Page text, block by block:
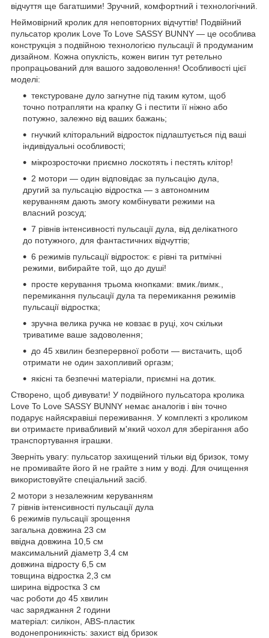
відчуття ще багатшими! Зручний, комфортний і технологічний.
Неймовірний кролик для неповторних відчуттів! Подвійний
пульсатор кролик Love To Love SASSY BUNNY — це особлива
конструкція з подвійною технологією пульсації й продуманим
дизайном. Кожна опуклість, кожен вигин тут ретельно
пропрацьований для вашого задоволення! Особливості цієї
моделі:
текстуроване дуло загнутне під таким кутом, щоб
точно потрапляти на крапку G і пестити її ніжно або
потужно, залежно від ваших бажань;
гнучкий кліторальний відросток підлаштується під ваші
індивідуальні особливості;
мікрозросточки приємно лоскотять і пестять клітор!
2 мотори — один відповідає за пульсацію дула,
другий за пульсацію відростка — з автономним
керуванням дають змогу комбінувати режими на
власний розсуд;
7 рівнів інтенсивності пульсації дула, від делікатного
до потужного, для фантастичних відчуттів;
6 режимів пульсації відросток: є рівні та ритмічні
режими, вибирайте той, що до душі!
просте керування трьома кнопками: вмик./вимк.,
перемикання пульсації дула та перемикання режимів
пульсації відростка;
зручна велика ручка не ковзає в руці, хоч скільки
триватиме ваше задоволення;
до 45 хвилин безперервної роботи — вистачить, щоб
отримати не один захопливий оргазм;
якісні та безпечні матеріали, приємні на дотик.
Створено, щоб дивувати! У подвійного пульсатора кролика
Love To Love SASSY BUNNY немає аналогів і він точно
подарує найяскравіші переживання. У комплекті з кроликом
ви отримаєте привабливий м'який чохол для зберігання або
транспортування іграшки.
Зверніть увагу: пульсатор захищений тільки від бризок, тому
не промивайте його й не грайте з ним у воді. Для очищення
використовуйте спеціальний засіб.
2 мотори з незалежним керуванням
7 рівнів інтенсивності пульсації дула
6 режимів пульсації зрощення
загальна довжина 23 см
ввідна довжина 10,5 см
максимальний діаметр 3,4 см
довжина відросту 6,5 см
товщина відростка 2,3 см
ширина відростка 3 см
час роботи до 45 хвилин
час заряджання 2 години
матеріал: силікон, ABS-пластик
водонепроникність: захист від бризок